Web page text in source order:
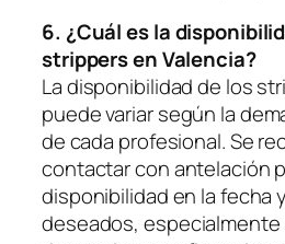
6. ¿Cuál es la
strippers en ⁤Valencia?
La disponibilidad de los
puede variar según la
⁣de⁤ cada profesional. Se
contactar con antelación‍
disponibilidad en la fecha
deseados,